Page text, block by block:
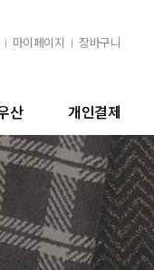
마이페이지 장바구니
산 개인결제